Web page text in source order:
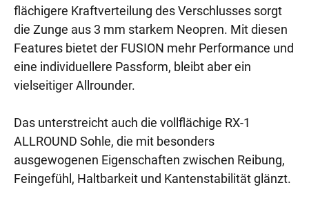
flächigere Kraftverteilung des Verschlusses sorgt
die Zunge aus 3 mm starkem Neopren. Mit diesen
Features bietet der FUSION mehr Performance und
eine individuellere Passform, bleibt aber ein
vielseitiger Allrounder.
Das unterstreicht auch die vollflächige RX-1
ALLROUND Sohle, die mit besonders
ausgewogenen Eigenschaften zwischen Reibung,
Feingefühl, Haltbarkeit und Kantenstabilität glänzt.